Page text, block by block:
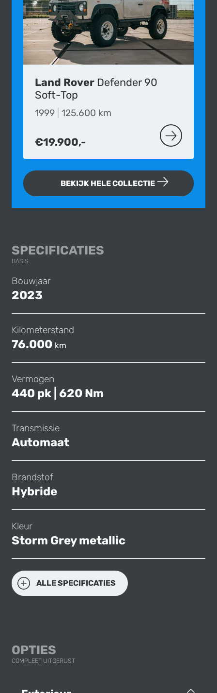
Land Rover Defender 90
Soft-Top
1999 125.600 km
€19.900,- MEER OVER
BEKIJK HELE COLLECTIE
SPECIFICATIES
BASIS
Bouwjaar
2023
Kilometerstand
76.000 km
Vermogen
440 pk | 620 Nm
Transmissie
Automaat
Brandstof
Hybride
Kleur
Storm Grey metallic
ALLE SPECIFICATIES
OPTIES
COMPLEET UITGERUST